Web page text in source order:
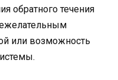
обратного течения
или возможность